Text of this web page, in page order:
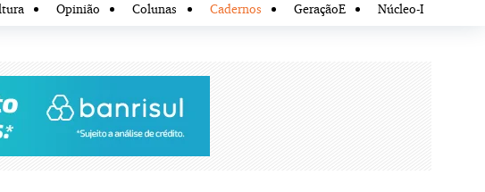
Opinião Colunas Cadernos GeraçãoE Núcleo-I